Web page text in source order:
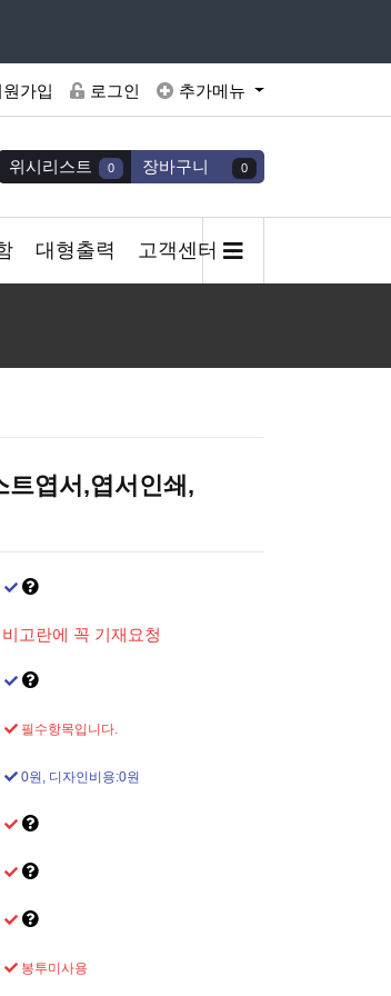
원가입 로그인 추가메뉴
위시리스트 0 장바구니 0
대형출력 고객센터
트엽서,엽서인쇄,
고란에 꼭 기재요청
필수항목입니다.
0원, 디자인비용:0원
봉투미사용